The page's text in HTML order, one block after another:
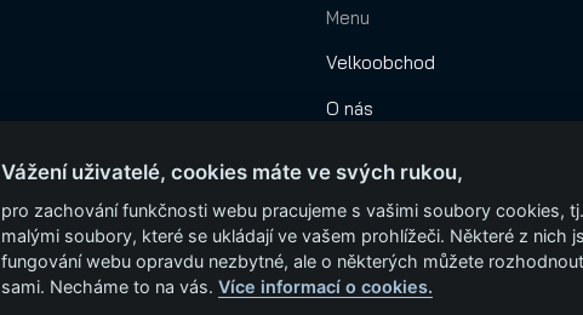
Menu
Velkoobchod
O nás
Montáže
Garážová vrata
Kontakt
Vážení uživatelé, cookies máte ve svých rukou,
pro zachování funkčnosti webu pracujeme s vašimi soubory cookies, tj.
malými soubory, které se ukládají ve vašem prohlížeči. Některé z nich
fungování webu opravdu nezbytné, ale o některých můžete rozhodnout
sami. Necháme to na vás. Více informací o cookies.